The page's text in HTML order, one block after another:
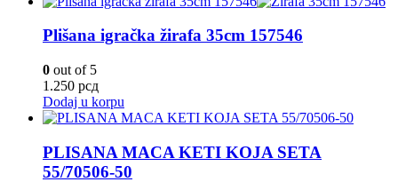
Plišana igračka žirafa 35cm 157546
0 out of 5
1.250 рсд
Dodaj u korpu
PLISANA MACA KETI KOJA SETA
55/70506-50